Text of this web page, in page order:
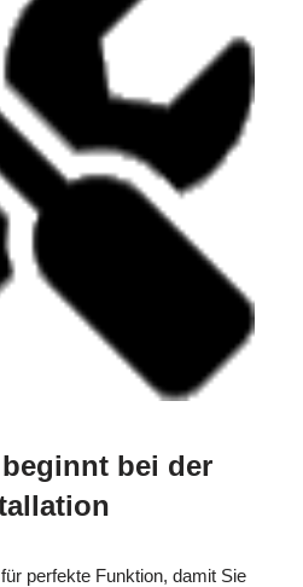
bei der
perfekte Funktion, damit Sie